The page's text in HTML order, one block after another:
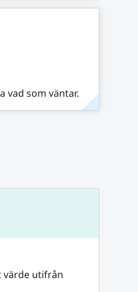
vad som väntar.
värde utifrån